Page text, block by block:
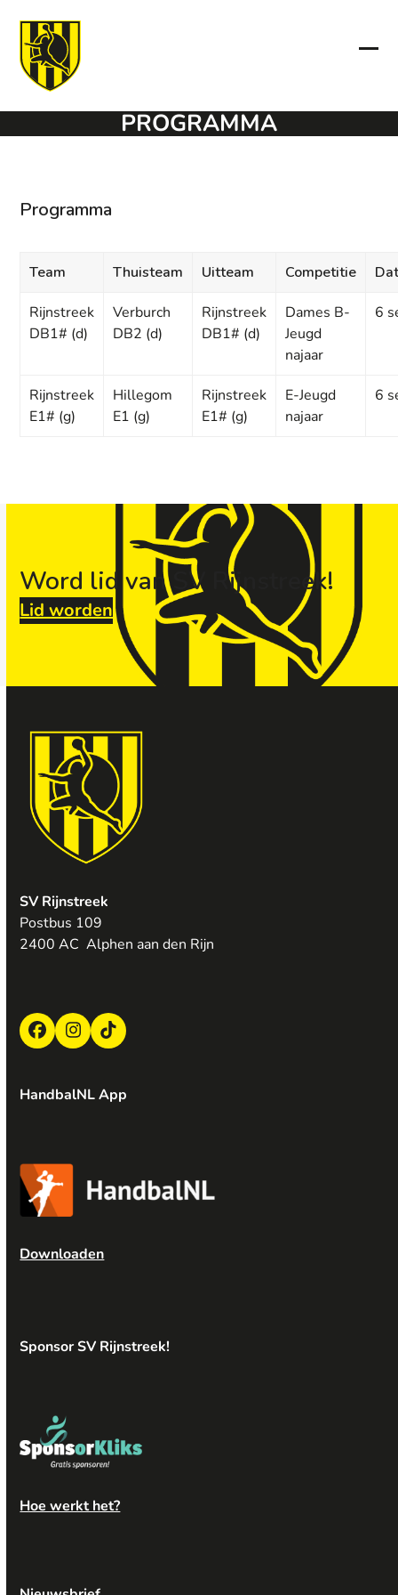
content
PROGRAMMA
Programma
Team Thuisteam Uitteam Competitie
Rijnstreek
DB1# (d)
Verburch
DB2 (d)
Rijnstreek
DB1# (d)
Dames B-
Jeugd
najaar
6
Rijnstreek
E1# (g)
Hillegom
E1 (g)
Rijnstreek
E1# (g)
E-Jeugd
najaar
6
Word lid van SV Rijnstreek!
Lid worden
SV Rijnstreek
Postbus 109
2400 AC Alphen aan den Rijn
Facebook
Instagram
Tiktok
HandbalNL App
Downloaden
Sponsor SV Rijnstreek!
Hoe werkt het?